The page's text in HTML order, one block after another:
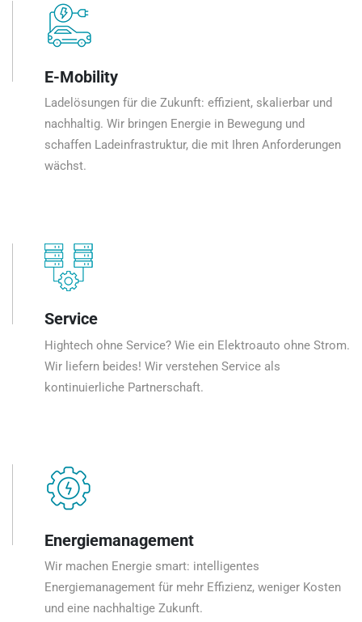
E-Mobility
Ladelösungen für die Zukunft: effizient, skalierbar und
nachhaltig. Wir bringen Energie in Bewegung und
schaffen Ladeinfrastruktur, die mit Ihren Anforderungen
wächst.
Service
Hightech ohne Service? Wie ein Elektroauto ohne Strom.
Wir liefern beides! Wir verstehen Service als
kontinuierliche Partnerschaft.
Energiemanagement
Wir machen Energie smart: intelligentes
Energiemanagement für mehr Effizienz, weniger Kosten
und eine nachhaltige Zukunft.